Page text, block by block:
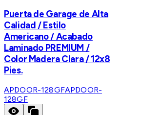
Puerta de Garage de Alta
Calidad / Estilo
Americano / Acabado
Laminado PREMIUM /
Color Madera Clara / 12x8
Pies.
APDOOR-128GFAPDOOR-
128GF